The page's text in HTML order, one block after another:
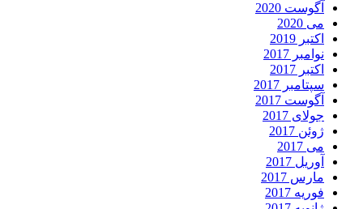
آگوست 2020
می 2020
اکتبر 2019
نوامبر 2017
اکتبر 2017
سپتامبر 2017
آگوست 2017
جولای 2017
ژوئن 2017
می 2017
آوریل 2017
مارس 2017
فوریه 2017